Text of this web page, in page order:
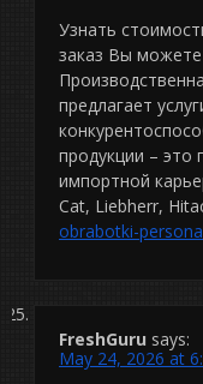
Узнать
заказ Вы
предлагает
продукции – это
импортной
Cat, Liebherr,
obrabotki-
FreshGuru says:
May 24, 2026 at